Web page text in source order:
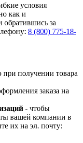
условия
как и
обратившись за
8 (800) 775-18-
при получении товара
заказа на
- чтобы
вашей компании в
их на эл. почту: